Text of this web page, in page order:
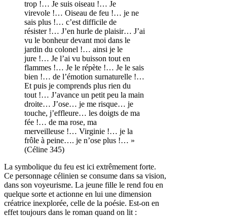
trop !… Je suis oiseau !… Je
virevole !… Oiseau de feu !… je ne
sais plus !… c’est difficile de
résister !… J’en hurle de plaisir… J’ai
vu le bonheur devant moi dans le
jardin du colonel !… ainsi je le
jure !… Je l’ai vu buisson tout en
flammes !… Je le répète !… Je le sais
bien !… de l’émotion surnaturelle !…
Et puis je comprends plus rien du
tout !… J’avance un petit peu la main
droite… J’ose… je me risque… je
touche, j’effleure… les doigts de ma
fée !… de ma rose, ma
merveilleuse !… Virginie !… je la
frôle à peine…. je n’ose plus !… »
(Céline 345)
La symbolique du feu est ici extrêmement forte.
Ce personnage célinien se consume dans sa vision,
dans son voyeurisme. La jeune fille le rend fou en
quelque sorte et actionne en lui une dimension
créatrice inexplorée, celle de la poésie. Est-on en
effet toujours dans le roman quand on lit :